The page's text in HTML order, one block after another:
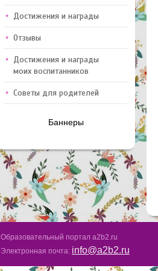
Достижения и награды
Отзывы
Достижения и награды
моих воспитанников
Советы для родителей
Баннеры
Образовательный портал a2b2.ru
Электронная почта: info@a2b2.ru